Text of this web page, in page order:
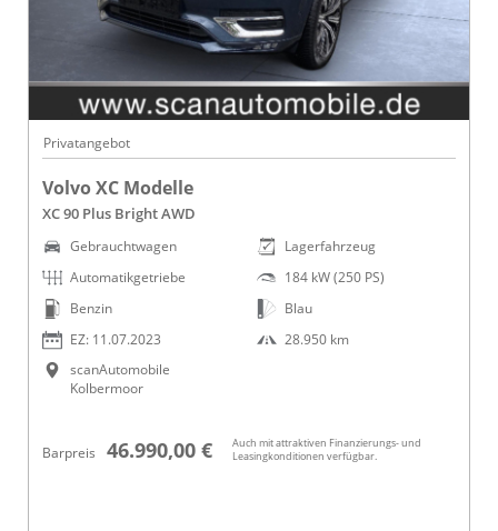
Privatangebot
Volvo XC Modelle
XC 90 Plus Bright AWD
Gebrauchtwagen
Automatikgetriebe
Benzin
EZ: 11.07.2023
scanAutomobile
Kolbermoor
Lagerfahrzeug
184 kW (250 PS)
Blau
28.950 km
Barpreis 46.990,00 €
Auch mit attraktiven Finanzierungs- und
Leasingkonditionen verfügbar.